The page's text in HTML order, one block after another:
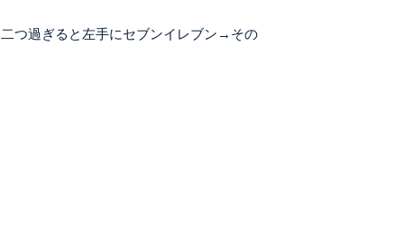
つ過ぎると左手にセブンイレブン→その